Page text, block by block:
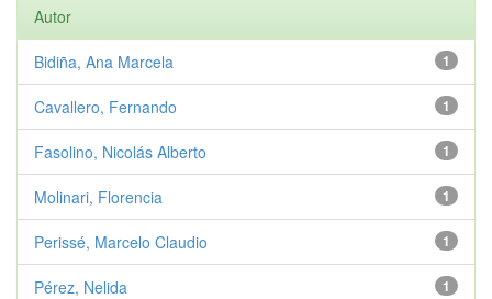
Autor
1
Bidiña, Ana Marcela
1
Cavallero, Fernando
1
Fasolino, Nicolás Alberto
1
Molinari, Florencia
1
Perissé, Marcelo Claudio
1
Pérez, Nelida